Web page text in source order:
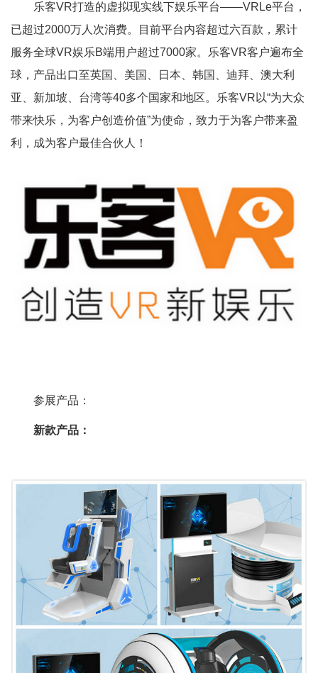
乐客VR打造的虚拟现实线下娱乐平台——VRLe平台，
已超过2000万人次消费。目前平台内容超过六百款，累计
服务全球VR娱乐B端用户超过7000家。乐客VR客户遍布全
球，产品出口至英国、美国、日本、韩国、迪拜、澳大利
亚、新加坡、台湾等40多个国家和地区。乐客VR以“为大众
带来快乐，为客户创造价值”为使命，致力于为客户带来盈
利，成为客户最佳合伙人！
参展产品：
新款产品：